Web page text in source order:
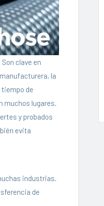
clave en
la
tiempo de
muchos lugares.
y probados
evita
industrias.
de